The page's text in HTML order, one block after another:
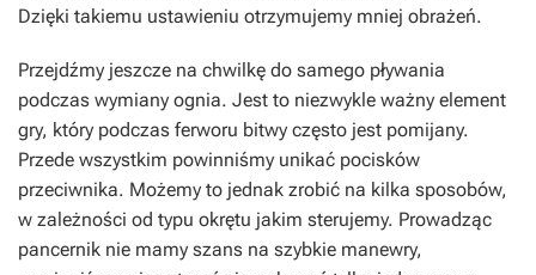
Dzięki takiemu ustawieniu otrzymujemy mniej obrażeń.
Przejdźmy jeszcze na chwilkę do samego pływania
podczas wymiany ognia. Jest to niezwykle ważny element
gry, który podczas ferworu bitwy często jest pomijany.
Przede wszystkim powinniśmy unikać pocisków
przeciwnika. Możemy to jednak zrobić na kilka sposobów,
w zależności od typu okrętu jakim sterujemy. Prowadząc
pancernik nie mamy szans na szybkie manewry,